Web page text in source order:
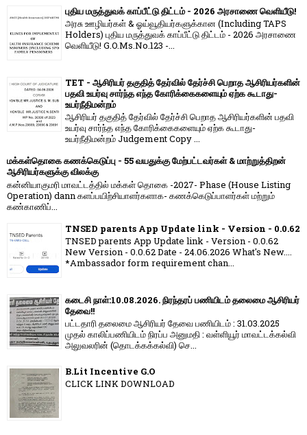
புதிய மருத்துவக் காப்பீட்டு திட்டம் - 2026 அரசாணை வெளியீடு!
அரசு ஊழியர்கள் & ஓய்வூதியர்களுக்கான (Including TAPS
Holders) புதிய மருத்துவக் காப்பீட்டு திட்டம் - 2026 அரசாணை
வெளியீடு! G.O.Ms.No.123 -...
TET - ஆசிரியர் தகுதித் தேர்வில் தேர்ச்சி பெறாத ஆசிரியர்களின்
பதவி உயர்வு சார்ந்த எந்த கோரிக்கைகளையும் ஏற்க கூடாது-
உயர்நீதிமன்றம்
ஆசிரியர் தகுதித் தேர்வில் தேர்ச்சி பெறாத ஆசிரியர்களின் பதவி
உயர்வு சார்ந்த எந்த கோரிக்கைகளையும் ஏற்க கூடாது-
உயர்நீதிமன்றம் Judgement Copy ...
மக்கள்தொகை கணக்கெடுப்பு - 55 வயதுக்கு மேற்பட்டவர்கள் & மாற்றுத்திறன்
ஆசிரியர்களுக்கு விலக்கு
கன்னியாகுமரி மாவட்டத்தில் மக்கள் தொகை -2027- Phase (House Listing
Operation) dann களப்பயிற்சியாளர்களாக- கணக்கெடுப்பாளர்கள் மற்றும்
கண்காணிப்...
TNSED parents App Update link - Version - 0.0.62
TNSED parents App Update link - Version - 0.0.62
New Version - 0.0.62 Date - 24.06.2026 What's New....
*Ambassador form requirement chan...
கடைசி நாள்:10.08.2026. நிரந்தரப் பணியிடம் தலைமை ஆசிரியர்
தேவை!!
பட்டதாரி தலைமை ஆசிரியர் தேவை பணியிடம் : 31.03.2025
முதல் காலிப்பணியிடம் நிரப்ப அனுமதி : வள்ளியூர் மாவட்டக்கல்வி
அலுவலரின் (தொடக்கக்கல்வி) செ...
B.Lit Incentive G.O
CLICK LINK DOWNLOAD